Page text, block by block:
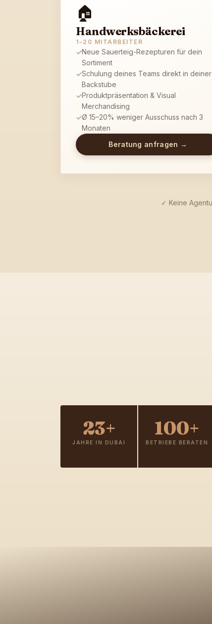
🏠
Handwerksbäckerei
1–20 MITARBEITER
✓Neue Sauerteig-Rezepturen für dein
Sortiment
✓Schulung deines Teams direkt in deiner
Backstube
✓Produktpräsentation & Visual
Merchandising
✓Ø 15–20% weniger Ausschuss nach 3
Monaten
Beratung anfragen →
✓ Keine
23+
JAHRE IN DUBAI
100+
BETRIEBE BERATEN